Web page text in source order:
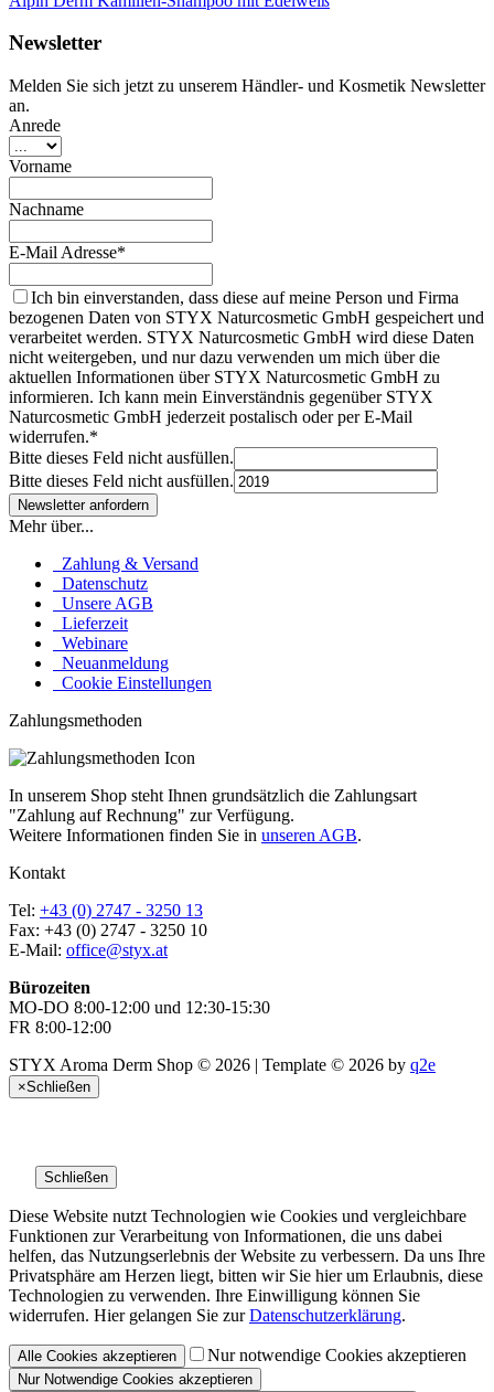
Newsletter
Melden Sie sich jetzt zu unserem Händler- und Kosmetik Newsletter
an.
Anrede
Vorname
Nachname
E-Mail Adresse*
Ich bin einverstanden, dass diese auf meine Person und Firma
bezogenen Daten von STYX Naturcosmetic GmbH gespeichert und
verarbeitet werden. STYX Naturcosmetic GmbH wird diese Daten
nicht weitergeben, und nur dazu verwenden um mich über die
aktuellen Informationen über STYX Naturcosmetic GmbH zu
informieren. Ich kann mein Einverständnis gegenüber STYX
Naturcosmetic GmbH jederzeit postalisch oder per E-Mail
widerrufen.*
Bitte dieses Feld nicht ausfüllen.
Bitte dieses Feld nicht ausfüllen.
Mehr über...
Zahlung & Versand
Datenschutz
Unsere AGB
Lieferzeit
Webinare
Neuanmeldung
Cookie Einstellungen
Zahlungsmethoden
In unserem Shop steht Ihnen grundsätzlich die Zahlungsart
"Zahlung auf Rechnung" zur Verfügung.
Weitere Informationen finden Sie in unseren AGB.
Kontakt
Tel: +43 (0) 2747 - 3250 13
Fax: +43 (0) 2747 - 3250 10
E-Mail: office@styx.at
Bürozeiten
MO-DO 8:00-12:00 und 12:30-15:30
FR 8:00-12:00
STYX Aroma Derm Shop © 2026 | Template © 2026 by q2e
×Schließen
Schließen
Diese Website nutzt Technologien wie Cookies und vergleichbare
Funktionen zur Verarbeitung von Informationen, die uns dabei
helfen, das Nutzungserlebnis der Website zu verbessern. Da uns Ihre
Privatsphäre am Herzen liegt, bitten wir Sie hier um Erlaubnis, diese
Technologien zu verwenden. Ihre Einwilligung können Sie
widerrufen. Hier gelangen Sie zurDatenschutzerklärung.
Alle Cookies akzeptieren Nur notwendige Cookies akzeptieren
Nur Notwendige Cookies akzeptieren